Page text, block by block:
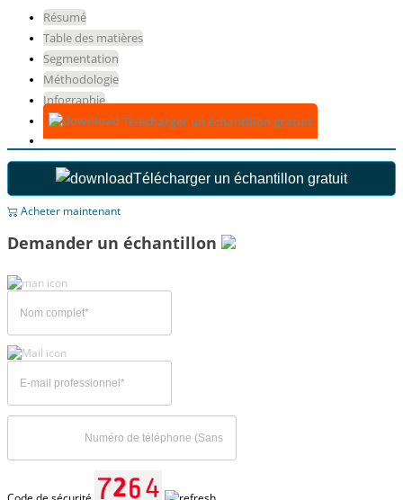
Résumé
Table des matières
Segmentation
Méthodologie
Infographie
Télécharger un échantillon gratuit
Télécharger un échantillon gratuit
Acheter maintenant
Demander un échantillon